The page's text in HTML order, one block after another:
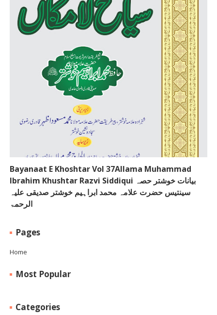
Bayanaat E Khoshtar Vol 37Allama Muhammad
Ibrahim Khushtar Razvi Siddiqui بیانات خوشتر حصہ
سینتیس حضرت علامہ محمد ابراہیم خوشتر صدیقی علیہ
الرحمۃ
Pages
Home
Most Popular
Categories